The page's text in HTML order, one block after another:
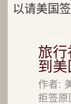
以请美国
旅
到
作者:
拒签原